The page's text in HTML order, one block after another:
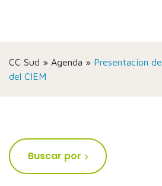
CC Sud » Agenda » Presentacion
del CIEM
Buscar por